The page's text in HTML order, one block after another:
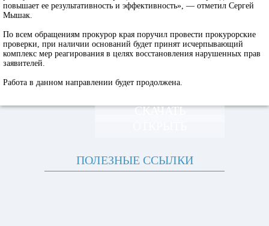
повышает ее результативность и эффективность», — отметил Сергей
Мышак.
По всем обращениям прокурор края поручил провести прокурорские
проверки, при наличии оснований будет принят исчерпывающий
комплекс мер реагирования в целях восстановления нарушенных прав
заявителей.
Работа в данном направлении будет продолжена.
СКАЧАТЬ
ПОЛЕЗНЫЕ ССЫЛКИ